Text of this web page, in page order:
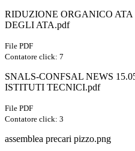
RIDUZIONE ORGANICO ATA
DEGLI ATA.pdf
File PDF
Contatore click: 7
SNALS-CONFSAL NEWS
ISTITUTI TECNICI.pdf
File PDF
Contatore click: 3
assemblea precari pizzo.png